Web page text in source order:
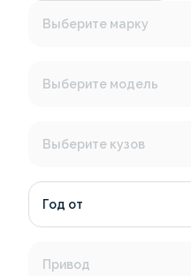
Выберите марку
Выберите модель
Выберите кузов
Год от
Привод